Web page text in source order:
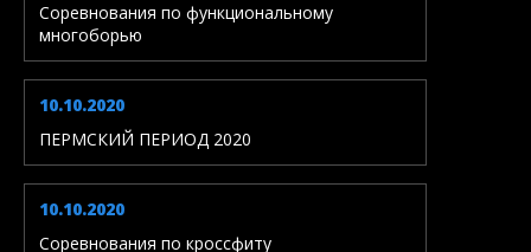
Соревнования по функциональному
многоборью
10.10.2020
ПЕРМСКИЙ ПЕРИОД 2020
10.10.2020
Соревнования по кроссфиту